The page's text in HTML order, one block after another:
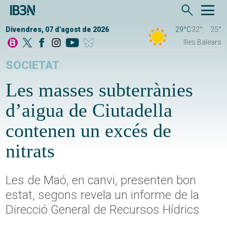
Divendres, 07 d'agost de 2026 29°C32°
25°
Illes Balears
SOCIETAT
Les masses subterrànies
d’aigua de Ciutadella
contenen un excés de
nitrats
Les de Maó, en canvi, presenten bon
estat, segons revela un informe de la
Direcció General de Recursos Hídrics